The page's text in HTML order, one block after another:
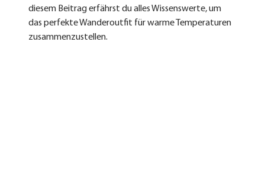
diesem Beitrag erfährst du alles Wissenswerte, um
das perfekte Wanderoutfit für warme Temperaturen
zusammenzustellen.